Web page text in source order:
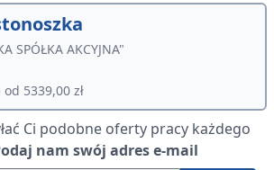
SPÓŁKA AKCYJNA"
od 5339,00 zł
Ci podobne oferty pracy każdego
nam swój adres e-mail